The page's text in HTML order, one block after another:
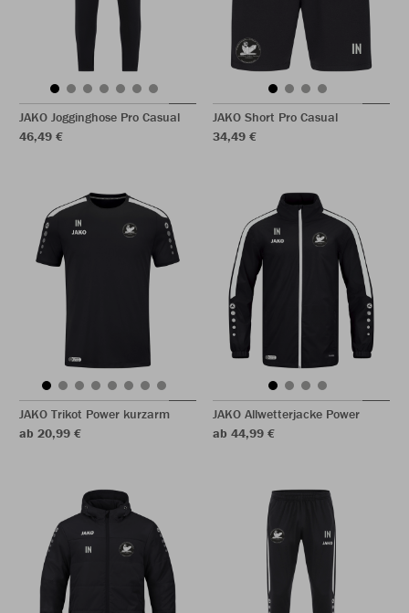
JAKO Jogginghose Pro Casual
46,49 €
JAKO Short Pro Casual
34,49 €
JAKO Trikot Power kurzarm
ab 20,99 €
JAKO Allwetterjacke Power
ab 44,99 €